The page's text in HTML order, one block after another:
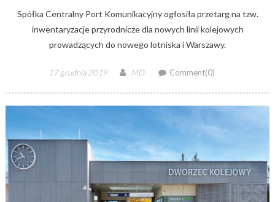
Spółka Centralny Port Komunikacyjny ogłosiła przetarg na tzw.
inwentaryzacje przyrodnicze dla nowych linii kolejowych
prowadzących do nowego lotniska i Warszawy.
Posted
17 grudnia 2019 Author
MD Comment(0)